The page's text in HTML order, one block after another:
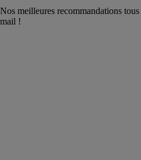
Nos meilleures recommandations
mail !